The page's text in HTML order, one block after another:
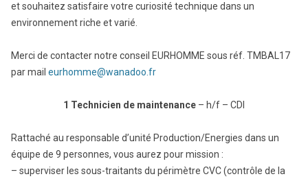
et souhaitez satisfaire votre curiosité technique dans un
environnement riche et varié.
Merci de contacter notre conseil EURHOMME sous réf. TMBAL17
par mail eurhomme@wanadoo.fr
1 Technicien de maintenance – h/f – CDI
Rattaché au responsable d’unité Production/Energies dans un
équipe de 9 personnes, vous aurez pour mission :
– superviser les sous-traitants du périmètre CVC (contrôle de la